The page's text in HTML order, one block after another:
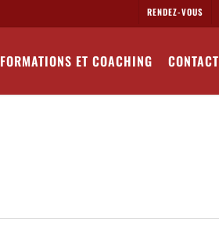
RENDEZ-VOUS
FORMATIONS ET COACHING CONTACT